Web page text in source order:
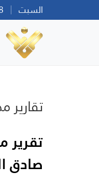
السبت
تقارير
صادق